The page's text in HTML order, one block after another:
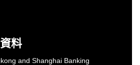
料
and Shanghai Banking